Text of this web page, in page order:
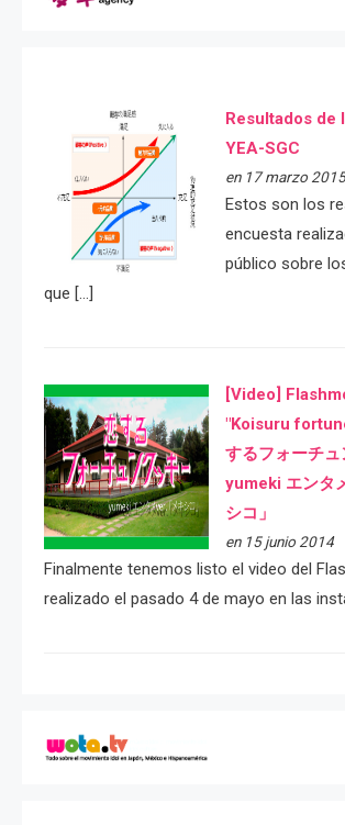
Resultados de
YEA-SGC
en 17 marzo 2015
Estos son los
encuesta
público sobre
que […]
[Video]
"Koisuru
するフォーチ
yumeki エンタ
シコ」
en 15 junio 2014
Finalmente tenemos listo el video del
realizado el pasado 4 de mayo en las